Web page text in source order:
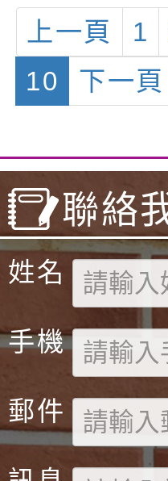
上一頁 1
10
下一頁
聯絡
姓名
手機
郵件